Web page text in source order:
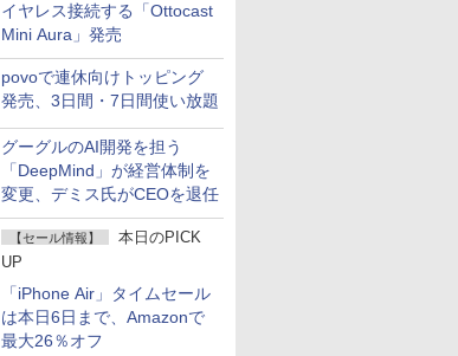
イヤレス接続する「Ottocast
Mini Aura」発売
povoで連休向けトッピング
発売、3日間・7日間使い放題
グーグルのAI開発を担う
「DeepMind」が経営体制を
変更、デミス氏がCEOを退任
【セール情報】
本日のPICK
UP
「iPhone Air」タイムセール
は本日6日まで、Amazonで
最大26％オフ